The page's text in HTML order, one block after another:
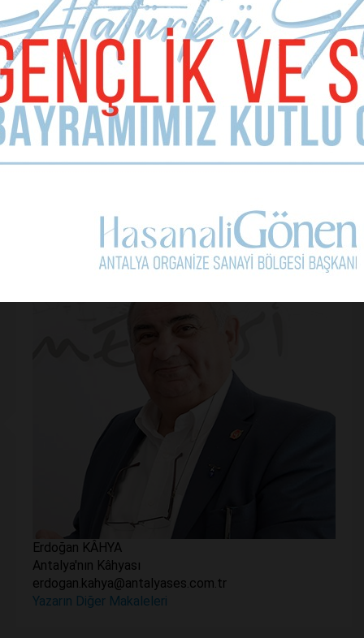
Kullanım Koşullarını Kabul Ediyorum.
Yorum Yap
Erdoğan KÂHYA
Antalya'nın Kâhyası
erdogan.kahya@antalyases.com.tr
Yazarın Diğer Makaleleri